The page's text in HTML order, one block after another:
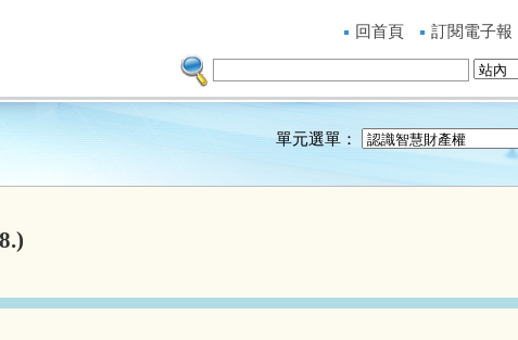
回首頁 訂閱電子報
單元選單：